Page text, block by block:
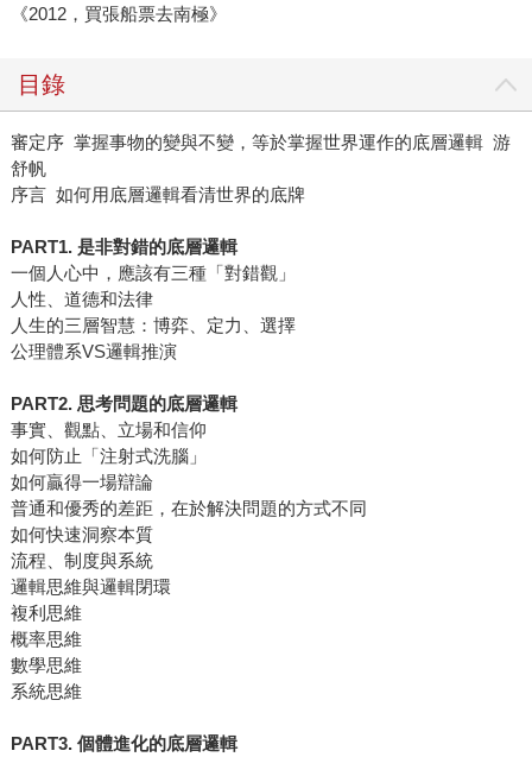
《2012，買張船票去南極》
目錄
審定序 掌握事物的變與不變，等於掌握世界運作的底層邏輯 游
舒帆
序言 如何用底層邏輯看清世界的底牌
PART1. 是非對錯的底層邏輯
一個人心中，應該有三種「對錯觀」
人性、道德和法律
人生的三層智慧：博弈、定力、選擇
公理體系VS邏輯推演
PART2. 思考問題的底層邏輯
事實、觀點、立場和信仰
如何防止「注射式洗腦」
如何贏得一場辯論
普通和優秀的差距，在於解決問題的方式不同
如何快速洞察本質
流程、制度與系統
邏輯思維與邏輯閉環
複利思維
概率思維
數學思維
系統思維
PART3. 個體進化的底層邏輯